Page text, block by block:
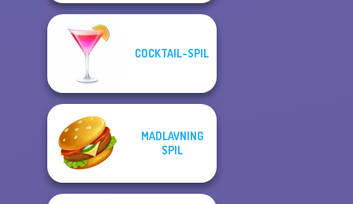
COCKTAIL-SPIL
MADLAVNING
SPIL